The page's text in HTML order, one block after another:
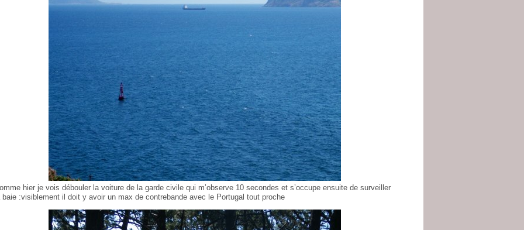
hier je vois débouler la voiture de la garde civile qui m’observe 10 secondes et s’occupe ensuite de surveiller
baie :visiblement il doit y avoir un max de contrebande avec le Portugal tout proche